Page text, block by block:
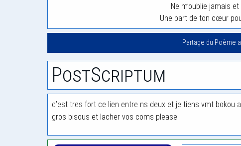
Ne m’oublie jamais
Une part de ton cœur
Partage du Poème
PostScriptum
c’est tres fort ce lien entre ns deux et je tiens vmt bokou a
gros bisous et lacher vos coms please